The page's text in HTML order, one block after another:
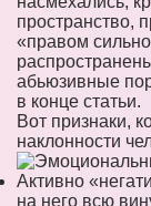
пространство,
«правом
абьюзивные
в конце статьи.
Вот признаки,
наклонности
Активно
на него всю